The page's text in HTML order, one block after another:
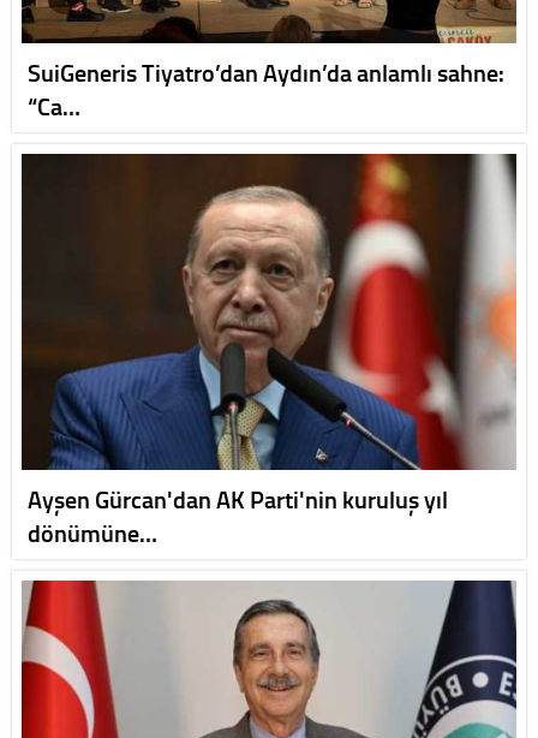
SuiGeneris Tiyatro’dan Aydın’da anlamlı sahne:
“Ca…
Ayşen Gürcan'dan AK Parti'nin kuruluş yıl
dönümüne…